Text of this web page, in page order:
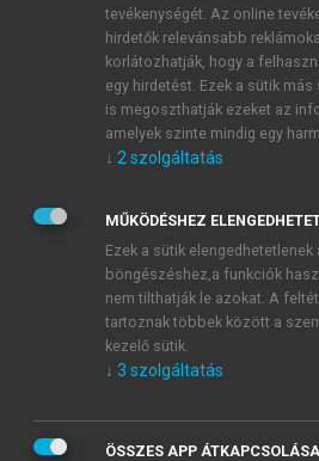
JELSZÓ ÚJRA
Kérek értesítést a MeRSZ
Kérek értesítést az Akadémiai
Adatkezelési tájékoztatóban
veszem és elfogadom.
Általános vásárlási feltételeket,
mersz.huoldalak
tudomásul veszem és elfogadom.
KIPRÓBÁLOM
tevékenységét. Az online
hirdetők relevánsabb
korlátozhatják, hogy a
egy hirdetést. Ezek a sütik
is megoszthatják ezeket az
amelyek szinte mindig egy
↓ 2 szolgáltatás
MŰKÖDÉSHEZ
Ezek a sütik
böngészéshez,a funkciók
nem tilthatják le azokat. A
tartoznak többek között a
kezelő sütik.
↓ 3 szolgáltatás
ÖSSZES APP ÁTKAPCSOLÁSA